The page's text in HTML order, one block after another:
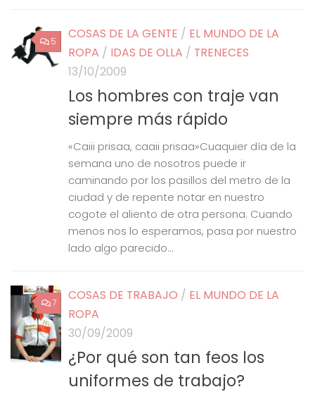
5 COSAS DE LA GENTE / EL MUNDO DE LA
ROPA / IDAS DE OLLA / TRENECES
13/10/2009
Los hombres con traje van
siempre más rápido
«Caiii prisaa, caaii prisaa»Cuaquier día de la
semana uno de nosotros puede ir
caminando por los pasillos del metro de la
ciudad y de repente notar en nuestro
cogote el aliento de otra persona. Cuando
menos nos lo esperamos, pasa por nuestro
lado algo parecido...
7 COSAS DE TRABAJO / EL MUNDO DE LA
ROPA
30/09/2009
¿Por qué son tan feos los
uniformes de trabajo?